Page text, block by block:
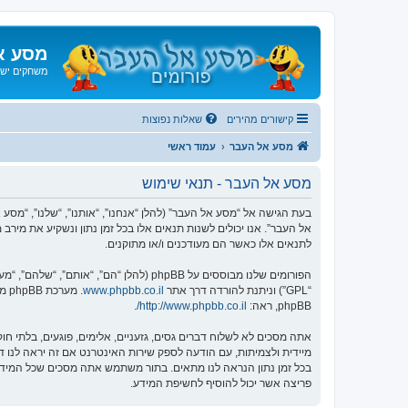
מסע
משחקים
קישורים מהירים שאלות נפוצות
מסע אל העבר עמוד ראשי
מסע אל העבר - תנאי שימוש
אל העבר”. אנו יכולים לשנות תנאים אלו בכל זמן נתון ונשקיע את
לתנאים אלו כאשר הם מעודכנים ו/או מתוקנים.
הפורומים שלנו מבוססים על phpBB (להלן “הם”, “אותם”, “שלהם”, “מערכת phpBB”, “www.phpbb.co.il”, “קבוצת phpBB”, “צוות phpBB הישראלי”) אשר הינה מערכת בולטיין המשוחררת תחת הסכם “
“GPL”) וניתנת להורדה דרך אתר
www.phpbb.co.il
phpBB, ראה:
http://www.phpbb.co.il/
.
אתה מסכים לא לשלוח דברים גסים, גזעניים, אלימים, פוגעים,
פריצה אשר יכול להוסיף לחשיפת המידע.